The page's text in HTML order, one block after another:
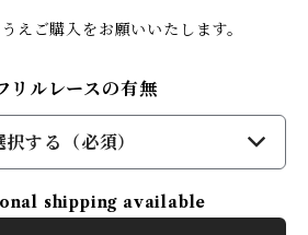
えご購入をお願いいたします。
リルレースの有無
択する（必須）
shipping available